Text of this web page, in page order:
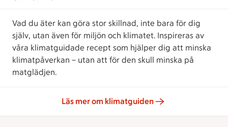
Vad du äter kan göra stor skillnad, inte bara för dig
själv, utan även för miljön och klimatet. Inspireras av
våra klimatguidade recept som hjälper dig att minska
klimatpåverkan – utan att för den skull minska på
matglädjen.
Läs mer om klimatguiden